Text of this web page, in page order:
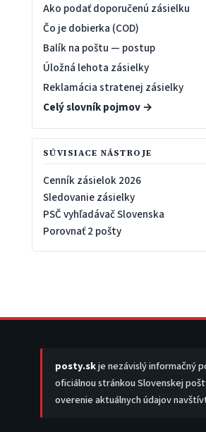
Ako podať doporučenú zásielku
Čo je dobierka (COD)
Balík na poštu — postup
Úložná lehota zásielky
Reklamácia stratenej zásielky
Celý slovník pojmov →
SÚVISIACE NÁSTROJE
Cenník zásielok 2026
Sledovanie zásielky
PSČ vyhľadávač Slovenska
Porovnať 2 pošty
posty.skje nezávislý informačný
oficiálnou stránkou Slovenskej
overenie aktuálnych údajov